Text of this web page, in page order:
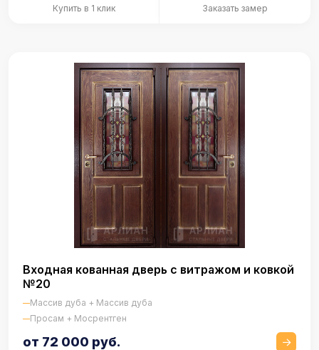
Купить в 1 клик Заказать замер
Входная кованная дверь с витражом и ковкой
№20
Массив дуба + Массив дуба
Просам + Мосрентген
от 72 000 руб.